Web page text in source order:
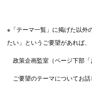
※「テーマ一覧」に掲げた以外
たい」というご要望があれば、
政策企画監室（ページ下部「
ご要望のテーマについてお話